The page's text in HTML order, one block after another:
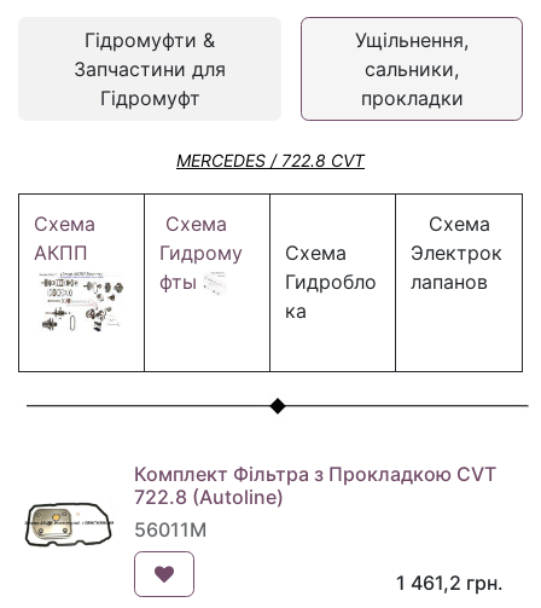
Гідромуфти &
Запчастини для
Гідромуфт
Ущільнення,
сальники,
прокладки
MERCEDES / 722.8 CVT
Схема
АКПП
Схема
Гидрому
фты
Схема
Гидробло
ка
Схема
Электрок
лапанов
Комплект Фільтра з Прокладкою CVT
722.8 (Autoline)
56011M
1 461,2 грн.